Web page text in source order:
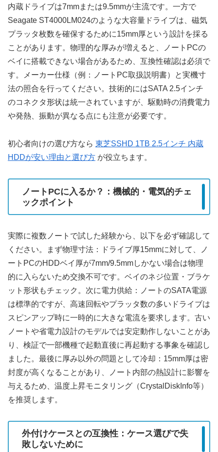
内蔵ドライブは7mmまたは9.5mmが主流です。一方で
Seagate ST4000LM024のような大容量ドライブは、磁気
プラッタ枚数を確保するために15mm厚という設計を採る
ことがあります。物理的な厚みが増えると、ノートPCの
ベイに搭載できない場合があるため、互換性確認は必須で
す。メーカー仕様（例：ノートPC取扱説明書）と実機寸
法の照合を行ってください。技術的にはSATA 2.5インチ
のコネクタ形状は統一されていますが、駆動時の消費電力
や発熱、振動が異なる点にも注意が必要です。
初心者向けの選び方なら 東芝SSHD 1TB 2.5インチ 内蔵
HDDが安い理由と選び方 が役立ちます。
ノートPCに入るか？：機械的・電気的チェ
ックポイント
実際に複数ノートで試した経験から、以下を必ず確認して
ください。まず物理寸法：ドライブ厚15mmに対して、ノ
ートPCのHDDベイ厚が7mm/9.5mmしかない場合は物理
的に入らないため交換不可です。ベイのネジ位置・ブラケ
ット形状もチェック。次に電力供給：ノートのSATA電源
は標準的ですが、高速回転やプラッタ数の多いドライブは
スピンアップ時に一時的に大きな電流を要求します。古い
ノートや省電力設計のモデルでは安定動作しないことがあ
り、検証で一部機種で起動直後に再起動する事象を確認し
ました。最後に厚み以外の問題として冷却：15mm厚は密
封度が高くなることがあり、ノート内部の熱設計に影響を
与えるため、温度上昇モニタリング（CrystalDiskInfo等）
を推奨します。
外付けケースとの互換性：ケース選びで失
敗しないために